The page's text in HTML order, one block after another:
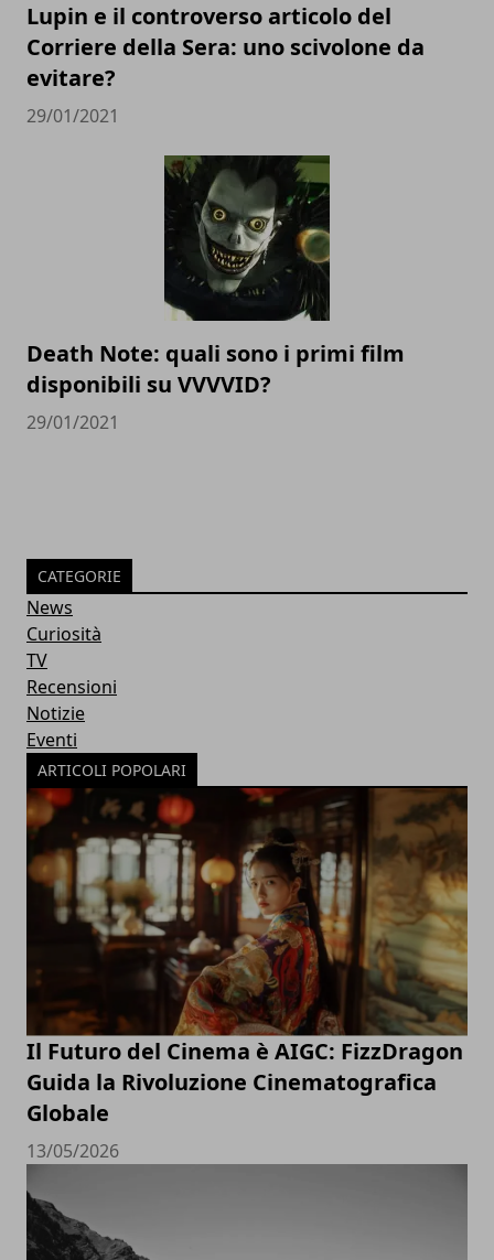
Lupin e il controverso articolo del
Corriere della Sera: uno scivolone da
evitare?
29/01/2021
Death Note: quali sono i primi film
disponibili su VVVVID?
29/01/2021
CATEGORIE
News
Curiosità
TV
Recensioni
Notizie
Eventi
ARTICOLI POPOLARI
Il Futuro del Cinema è AIGC: FizzDragon
Guida la Rivoluzione Cinematografica
Globale
13/05/2026